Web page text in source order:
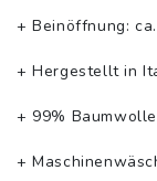
+ Beinöffnung:
+ Hergestellt in
+ 99%
+